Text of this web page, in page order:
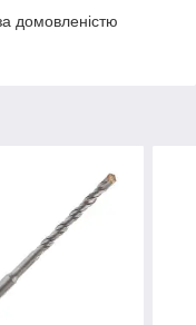
домовленістю